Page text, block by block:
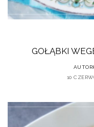
GOŁĄBKI
10